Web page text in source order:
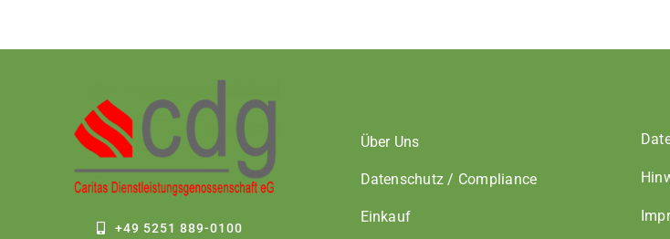
+49 5251 889-0100
Über Uns
Datenschutz / Compliance
Einkauf